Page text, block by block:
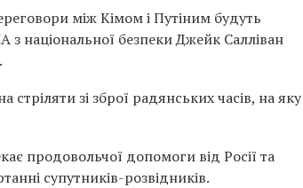
між Кімом і Путіним будуть
з національної безпеки Джейк Салліван
зі зброї радянських часів, на яку
продовольчої допомоги від Росії та
супутників-розвідників.